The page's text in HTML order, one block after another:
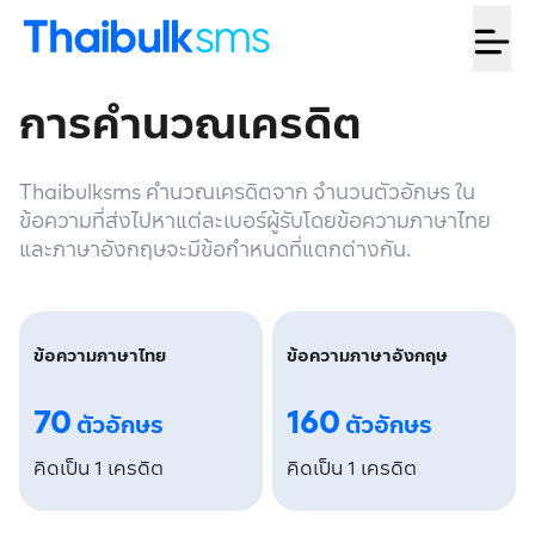
การคำนวณเครดิต
Thaibulksms คำนวณเครดิตจาก จำนวนตัวอักษร ใน
ข้อความที่ส่งไปหาแต่ละเบอร์ผู้รับโดยข้อความภาษาไทย
และภาษาอังกฤษจะมีข้อกำหนดที่แตกต่างกัน.
ข้อความภาษาไทย
70ตัวอักษร
คิดเป็น 1 เครดิต
ข้อความภาษาอังกฤษ
160ตัวอักษร
คิดเป็น 1 เครดิต